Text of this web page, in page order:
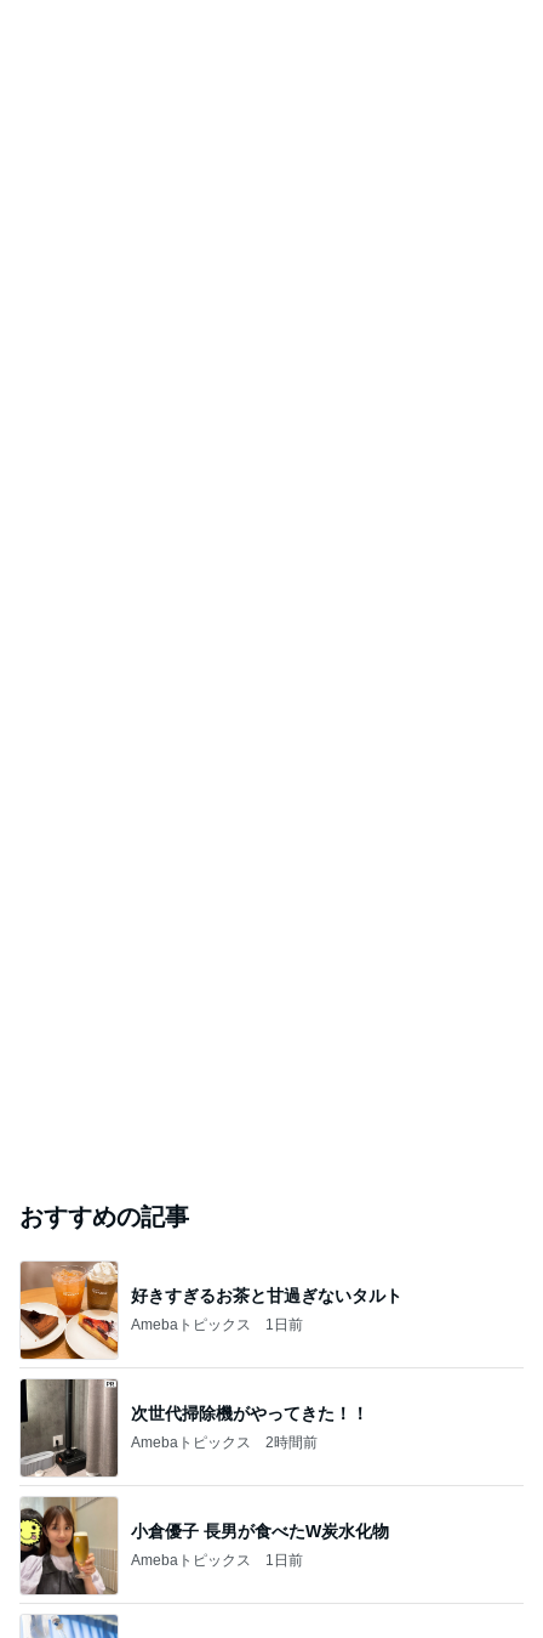
おすすめの記事
好きすぎるお茶と甘過ぎないタルト
Amebaトピックス 1日前
次世代掃除機がやってきた！！
Amebaトピックス 2時間前
小倉優子 長男が食べたW炭水化物
Amebaトピックス 1日前